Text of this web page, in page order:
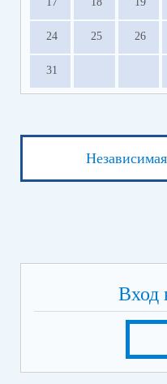
24 25 26
31
Вход